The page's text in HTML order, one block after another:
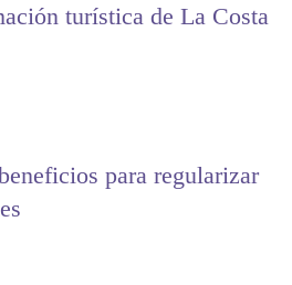
turística de La Costa
para regularizar